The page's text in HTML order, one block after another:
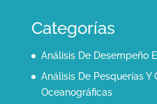
Categorías
Análisis De Desempeño
Análisis De Pesquerías Y
Oceanográficas